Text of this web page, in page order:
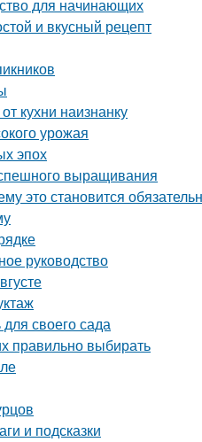
для начинающих
и вкусный рецепт
кухни наизнанку
урожая
эпох
выращивания
это становится
руководство
своего сада
правильно выбирать
и подсказки